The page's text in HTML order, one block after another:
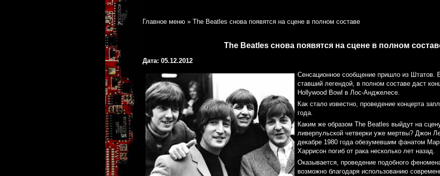
Главное меню » The Beatles снова появятся на сцене в полном составе
The Beatles снова появятся на сцене в полном
Дата: 05.12.2012
Сенсационное сообщение пришло из Штатов.
ставший легендой, в полном составе даст
Hollywood Bowl в Лос-Анджелесе.
Как стало известно, проведение концерта
года.
Каким же образом The Beatles выйдут на
ливерпульской четверки уже мертвы? Джон
декабре 1980 года обезумевшим фанатом
Харрисон погиб от рака несколько лет назад.
Оказывается, проведение подобного
возможно благодаря использованию